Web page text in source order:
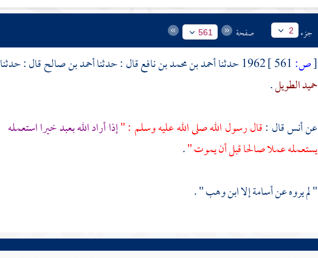
جزء 2 صفحة 561
[ص: 1962 حدثنا أحمد بن محمد بن نافعقال : حدثناأحمد بن صالحقال : حدثنا
حميد الطويل.
عنأنسقال :قال رسول الله صلى الله عليه وسلم : "إذا أراد الله بعبد خيرا استعمله
يستعمله عملا صالحا قبل أن يموت ".
" لم يروه عنأسامةإلاابن وهب" .